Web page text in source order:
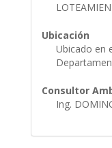
Ubicación
Ubicado en
Consultor
Ing.